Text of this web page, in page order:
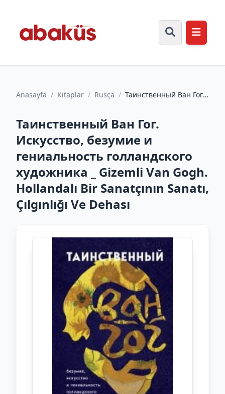
Anasayfa / Kitaplar / Rusça / Таинственный Ван Гог.
голландск...
Таинственный Ван Гог.
Искусство, безумие и
гениальность голландского
художника _ Gizemli Van Gogh.
Hollandalı Bir Sanatçının Sanatı,
Çılgınlığı Ve Dehası